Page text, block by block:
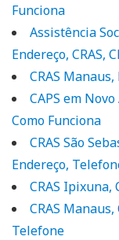
Funciona
Assistência
Endereço, CRAS,
CRAS
CAPS em
Como Funciona
CRAS São
Endereço,
CRAS Ipixuna,
CRAS
Telefone